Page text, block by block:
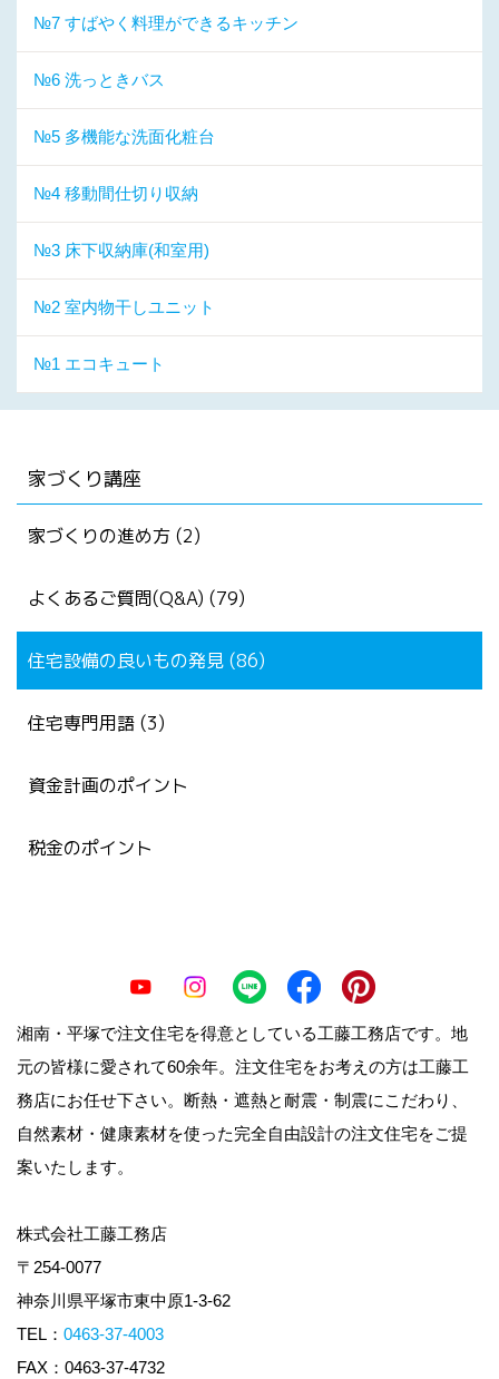
№7 すばやく料理ができるキッチン
№6 洗っときバス
№5 多機能な洗面化粧台
№4 移動間仕切り収納
№3 床下収納庫(和室用)
№2 室内物干しユニット
№1 エコキュート
家づくり講座
家づくりの進め方 (2)
よくあるご質問(Q&A) (79)
住宅設備の良いもの発見 (86)
住宅専門用語 (3)
資金計画のポイント
税金のポイント
湘南・平塚で注文住宅を得意としている工藤工務店です。地
元の皆様に愛されて60余年。注文住宅をお考えの方は工藤工
務店にお任せ下さい。断熱・遮熱と耐震・制震にこだわり、
自然素材・健康素材を使った完全自由設計の注文住宅をご提
案いたします。
株式会社工藤工務店
〒254-0077
神奈川県平塚市東中原1-3-62
TEL： 0463-37-4003
FAX：0463-37-4732